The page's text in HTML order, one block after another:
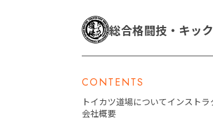
総合格闘技・キッ
CONTENTS
トイカツ道場についてインストラ
会社概要